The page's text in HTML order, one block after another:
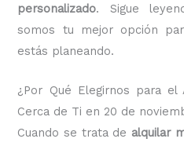
personalizado. Sigue
somos tu mejor opción
estás planeando.
¿Por Qué Elegirnos para
Cerca de Ti en 20 de
Cuando se trata de alquilar